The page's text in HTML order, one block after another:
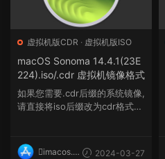
虚拟机版CDR · 虚拟机版ISO
macOS Sonoma 14.4.1(23E
224).iso/.cdr 虚拟机镜像格式
如果您需要.cdr后缀的系统镜像,
请直接将iso后缀改为cdr格式即
imacos.t
2024-03-27